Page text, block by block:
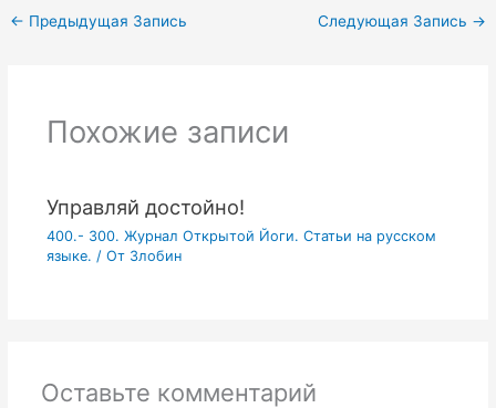
← Предыдущая Запись Следующая Запись →
Похожие записи
Управляй достойно!
400.- 300. Журнал Открытой Йоги. Статьи на русском
языке. / От Злобин
Оставьте комментарий